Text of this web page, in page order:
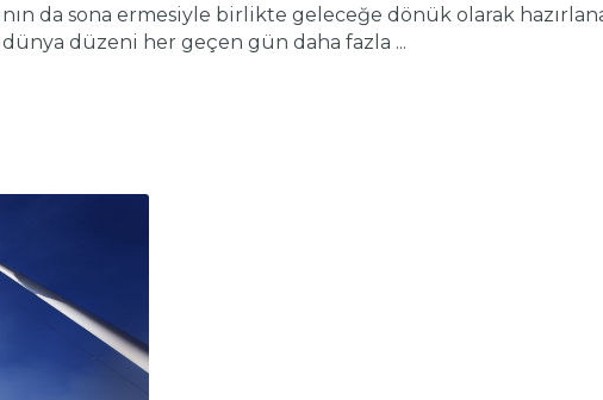
da sona ermesiyle birlikte geleceğe dönük olarak
düzeni her geçen gün daha fazla ...